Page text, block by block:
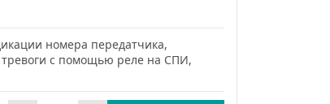
номера передатчика,
тревоги с помощью реле на СПИ,